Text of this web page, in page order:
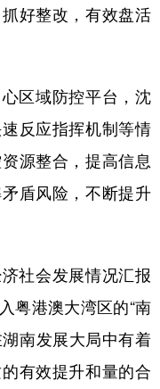
好整改，有效盘活
区域防控平台，沈
反应指挥机制等情
源整合，提高信息
盾风险，不断提升
社会发展情况汇报
粤港澳大湾区的“南
南发展大局中有着
有效提升和量的合